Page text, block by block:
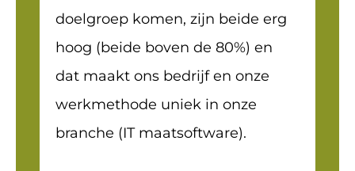
doelgroep komen, zijn beide erg
hoog (beide boven de 80%) en
dat maakt ons bedrijf en onze
werkmethode uniek in onze
branche (IT maatsoftware).